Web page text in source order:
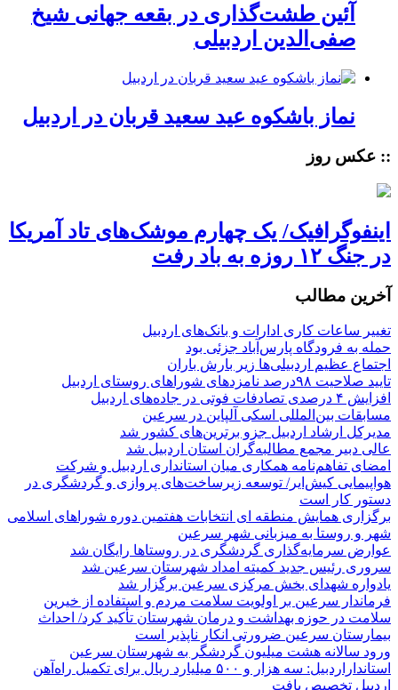
آئین طشت‌گذاری در بقعه جهانی شیخ
صفی‌الدین اردبیلی
نماز باشکوه عید سعید قربان در اردبیل
:: عکس روز
اینفوگرافیک/ یک چهارم موشک‌های تاد آمریکا
در جنگ ۱۲ روزه به باد رفت
آخرین مطالب
تغییر ساعات کاری ادارات و بانک‌های اردبیل
حمله به فرودگاه پارس‌‌آباد جزئی بود
اجتماع عظیم اردبیلی‌ها زیر بارش باران
تایید صلاحیت ۹۸درصد نامزدهای شوراهای روستای اردبیل
افزایش ۴ درصدی تصادفات فوتی در جاده‌های اردبیل
مسابقات بین‌المللی اسکی آلپاین در سرعین
مدیرکل ارشاد اردبیل جزو برترین‌های کشور شد
عالی دبیر مجمع مطالبه‌گران استان اردبیل شد
امضای تفاهم‌نامه همکاری میان استانداری اردبیل و شرکت
هواپیمایی کیش‌ایر/ توسعه زیرساخت‌های پروازی و گردشگری در
دستور کار است
برگزاری همایش منطقه ای انتخابات هفتمین دوره شوراهای اسلامی
شهر و روستا به میزبانی شهر سرعین
عوارض سرمایه‌گذاری گردشگری در روستاها رایگان شد
سروری رئیس جدید کمیته امداد شهرستان سرعین شد
یادواره شهدای بخش مرکزی سرعین برگزار شد
فرماندار سرعین بر اولویت سلامت مردم و استفاده از خیرین
سلامت در حوزه بهداشت و درمان شهرستان تأکید کرد/ احداث
بیمارستان سرعین ضرورتی انکار ناپذیر است
ورود سالانه هشت میلیون گردشگر به شهرستان سرعین
استانداراردبیل: سه هزار و ۵۰۰ میلیارد ریال برای تکمیل راه‌آهن
اردبیل تخصیص یافت